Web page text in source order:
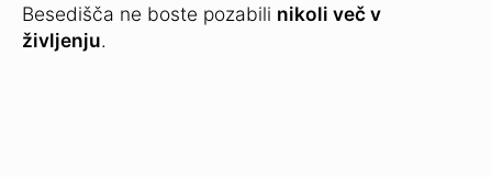
Besedišča ne boste pozabili nikoli več v
življenju.